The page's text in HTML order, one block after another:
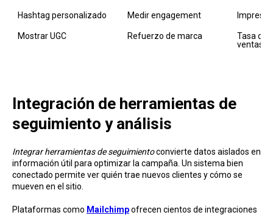
Hashtag personalizado Medir engagement
Mostrar UGC Refuerzo de marca
Tasa de
ventas
Integración de herramientas de
seguimiento y análisis
Integrar herramientas de seguimientoconvierte datos aislados en
información útil para optimizar la campaña. Un sistema bien
conectado permite ver quién trae nuevos clientes y cómo se
mueven en el sitio.
Plataformas como Mailchimpofrecen cientos de integraciones